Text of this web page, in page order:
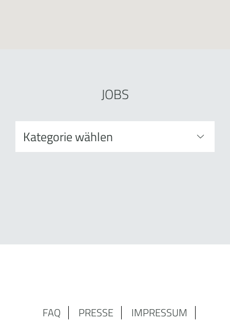
JOBS
FAQ PRESSE IMPRESSUM